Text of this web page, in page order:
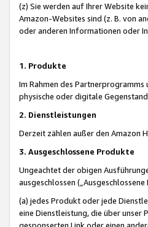
(z) Sie werden auf Ihrer Website
Amazon-Websites sind (z. B. von
oder anderen Informationen oder
1. Produkte
Im Rahmen des
physische oder digitale
2. Dienstleistungen
Derzeit zählen außer den Amazon
3. Ausgeschlossene Produkte
Ungeachtet der obigen
ausgeschlossen
(a) jedes Produkt oder jede
eine Dienstleistung, die über